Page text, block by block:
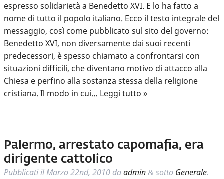
espresso solidarietà a Benedetto XVI. E lo ha fatto a
nome di tutto il popolo italiano. Ecco il testo integrale del
messaggio, così come pubblicato sul sito del governo:
Benedetto XVI, non diversamente dai suoi recenti
predecessori, è spesso chiamato a confrontarsi con
situazioni difficili, che diventano motivo di attacco alla
Chiesa e perfino alla sostanza stessa della religione
cristiana. Il modo in cui… Leggi tutto »
Palermo, arrestato capomafia, era
dirigente cattolico
Pubblicati ilMarzo 22nd, 2010 daadmin & sotto Generale.